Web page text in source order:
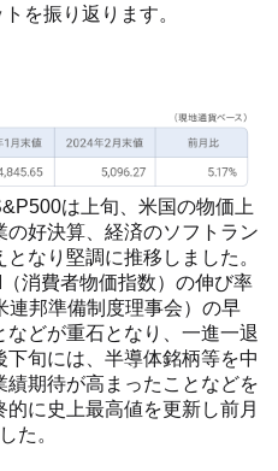
を振り返ります。
は上旬、米国の物価上
好決算、経済のソフトラン
なり堅調に推移しました。
消費者物価指数）の伸び率
連邦準備制度理事会）の早
どが重石となり、一進一退
旬には、半導体銘柄等を中
期待が高まったことなどを
に史上最高値を更新し前月
た。